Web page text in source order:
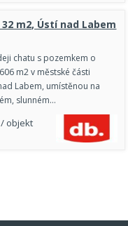
m2, Ústí nad Labem
chatu s pozemkem o
m2 v městské části
Labem, umístěnou na
slunném…
/ objekt